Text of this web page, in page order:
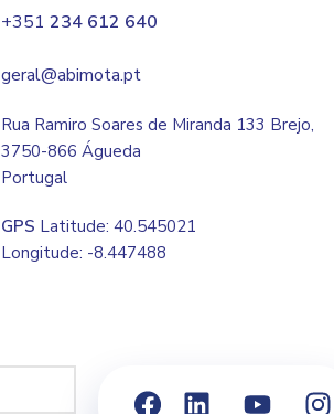
+351 234 612 640
geral@abimota.pt
Rua Ramiro Soares de Miranda 133 Brejo,
3750-866 Águeda
Portugal
GPS Latitude: 40.545021
Longitude: -8.447488